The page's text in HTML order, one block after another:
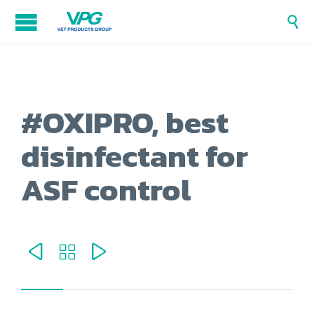

#OXIPRO, best
disinfectant for
ASF control
  